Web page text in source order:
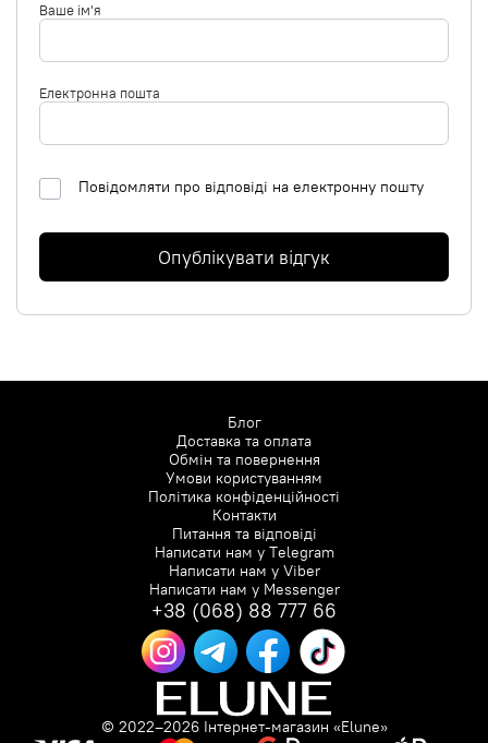
Ваше ім'я
Електронна пошта
Повідомляти про відповіді на електронну пошту
Опублікувати відгук
© 2022–2026 Інтернет-магазин «Elune»
Блог
Доставка та оплата
Обмін та повернення
Умови користуванням
Політика конфіденційності
Контакти
Питання та відповіді
Написати нам уTelegram
Написати нам уViber
Написати нам уMessenger
+38 (068) 88 777 66